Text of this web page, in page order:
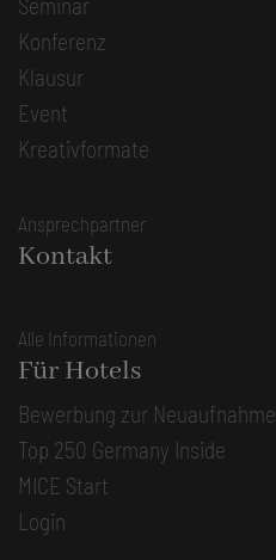
Seminar
Konferenz
Klausur
Event
Kreativformate
Ansprechpartner
Kontakt
Alle Informationen
Für Hotels
Bewerbung zur Neuaufnahme
Top 250 Germany Inside
MICE Start
Login